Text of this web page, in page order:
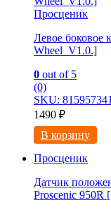
Просценик
Левое боковое
Wheel_V1.0.]
0 out of 5
(0)
SKU:
1490 ₽
В корзину
Просценик
Датчик
Proscenic